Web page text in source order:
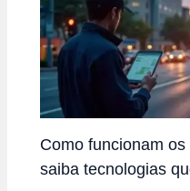
Como funcionam
saiba tecnologias